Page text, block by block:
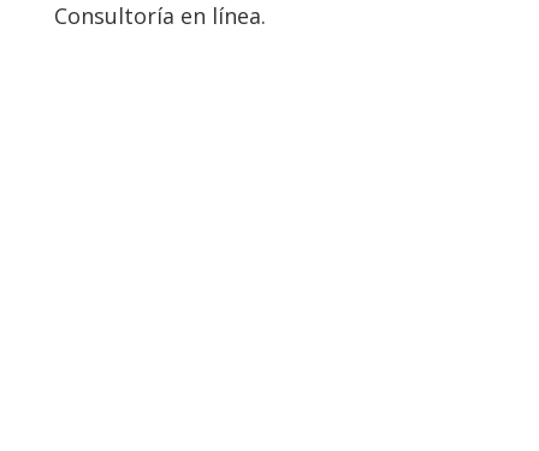
Consultoría en línea.